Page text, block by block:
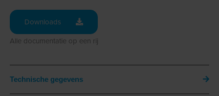
Downloads
Alle documentatie op een rij
Technische gegevens